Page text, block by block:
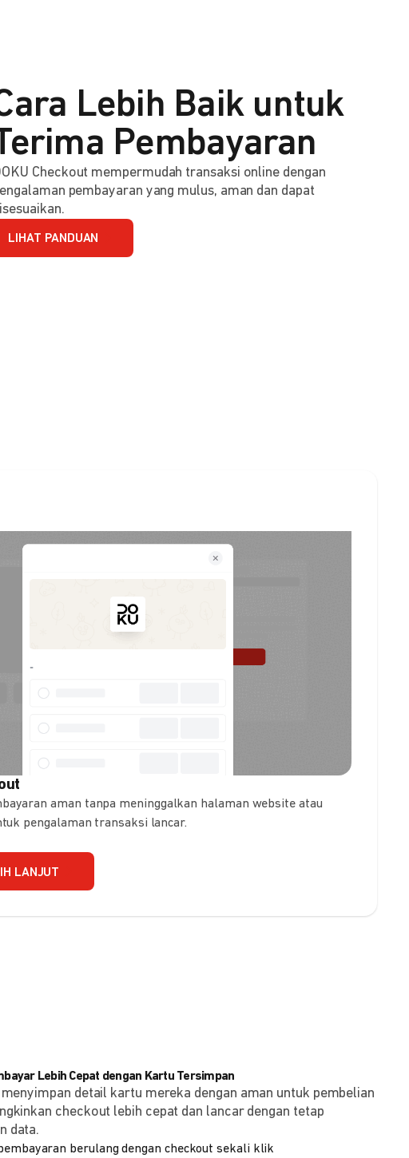
Lebih Baik untuk
Pembayaran
Checkout mempermudah transaksi online dengan
pembayaran yang mulus, aman dan dapat
LIHAT PANDUAN
aman tanpa meninggalkan halaman website atau
pengalaman transaksi lancar.
LANJUT
Lebih Cepat dengan Kartu Tersimpan
detail kartu mereka dengan aman untuk pembelian
checkout lebih cepat dan lancar dengan tetap
data.
berulang dengan checkout sekali klik